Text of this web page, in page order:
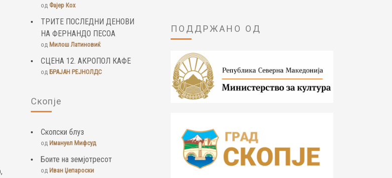
од Фајер Кох
ТРИТЕ ПОСЛЕДНИ ДЕНОВИ
НА ФЕРНАНДО ПЕСОА
од Милош Латиновиќ
СЦЕНА 12. АКРОПОЛ КАФЕ
од БРАЈАН РЕЈНОЛДС
Скопје
Скопски блуз
од Имануел Мифсуд
Боите на земјотресот
од Иван Џепароски
ПОДДРЖАНО ОД